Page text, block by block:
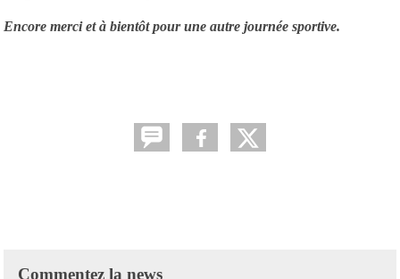
Encore merci et à bientôt pour une autre journée sportive.
Commentez la news